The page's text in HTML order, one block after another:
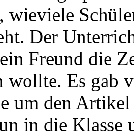
wieviele
Der
Freund die
wollte. Es gab
um den
in die Klasse